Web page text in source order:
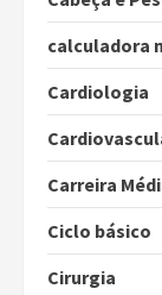
calculadora
Cardiologia
Carreira
Ciclo básico
Cirurgia